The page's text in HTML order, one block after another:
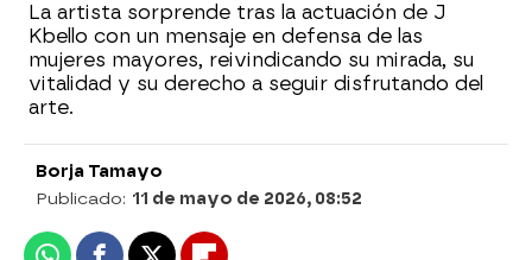
La artista sorprende tras la actuación de J
Kbello con un mensaje en defensa de las
mujeres mayores, reivindicando su mirada, su
vitalidad y su derecho a seguir disfrutando del
arte.
Borja Tamayo
Publicado: 11 de mayo de 2026, 08:52